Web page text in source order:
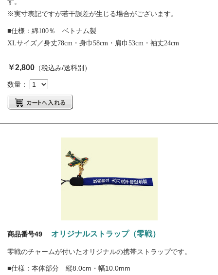
す。
※実寸表記ですが若干誤差が生じる場合がございます。
■仕様：綿100％ ベトナム製
XLサイズ／身丈78cm ・身巾 58cm ・肩巾 53cm ・袖丈24cm
￥2,800 （税込み/送料別）
数量：
商品番号49 オリジナルストラップ（零戦）
零戦のチャームが付いたオリジナルの携帯ストラップです。
■仕様：本体部分 縦8.0cm・幅10.0mm